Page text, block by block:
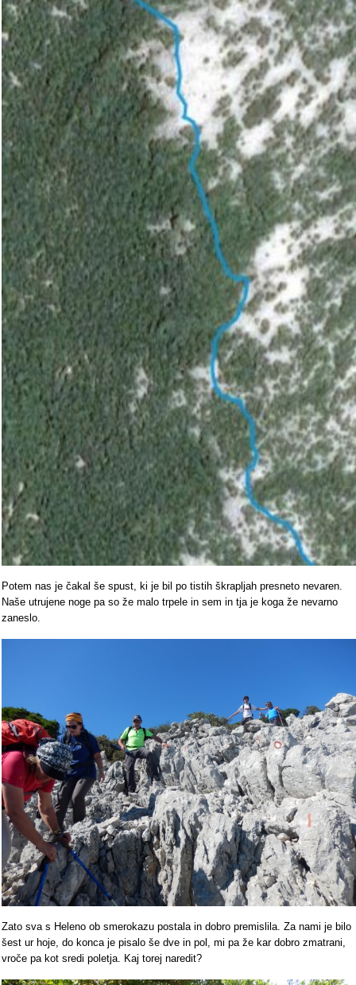
Potem nas je čakal še spust, ki je bil po tistih škrapljah presneto nevaren.
Naše utrujene noge pa so že malo trpele in sem in tja je koga že nevarno
zaneslo.
Zato sva s Heleno ob smerokazu postala in dobro premislila. Za nami je bilo
šest ur hoje, do konca je pisalo še dve in pol, mi pa že kar dobro zmatrani,
vroče pa kot sredi poletja. Kaj torej naredit?